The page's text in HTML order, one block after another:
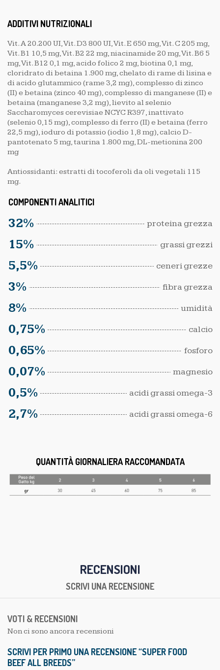
ADDITIVI NUTRIZIONALI
Vit. A 20.200 UI, Vit. D3 800 UI, Vit. E 650 mg, Vit. C 205 mg,
Vit. B1 10,5 mg, Vit. B2 22 mg, niacinamide 20 mg, Vit. B6 5
mg, Vit. B12 0,1 mg, acido folico 2 mg, biotina 0,1 mg,
cloridrato di betaina 1.900 mg, chelato di rame di lisina e
di acido glutammico (rame 3,2 mg), complesso di zinco
(II) e betaina (zinco 40 mg), complesso di manganese (II) e
betaina (manganese 3,2 mg), lievito al selenio
Saccharomyces cerevisiae NCYC R397, inattivato
(selenio 0,15 mg), complesso di ferro (II) e betaina (ferro
22,5 mg), ioduro di potassio (iodio 1,8 mg), calcio D-
pantotenato 5 mg, taurina 1.800 mg, DL-metionina 200
mg
Antiossidanti: estratti di tocoferoli da oli vegetali 115
mg.
COMPONENTI ANALITICI
32% proteina grezza
15% grassi grezzi
5,5% ceneri grezze
3% fibra grezza
8% umidità
0,75% calcio
0,65% fosforo
0,07% magnesio
0,5% acidi grassi omega-3
2,7% acidi grassi omega-6
QUANTITÀ GIORNALIERA RACCOMANDATA
RECENSIONI
SCRIVI UNA RECENSIONE
VOTI & RECENSIONI
Non ci sono ancora recensioni
SCRIVI PER PRIMO UNA RECENSIONE “SUPER FOOD
BEEF ALL BREEDS”